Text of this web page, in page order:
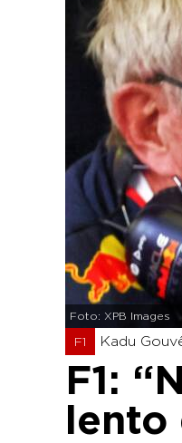
Foto: XPB Images
F1 Kadu
F1: